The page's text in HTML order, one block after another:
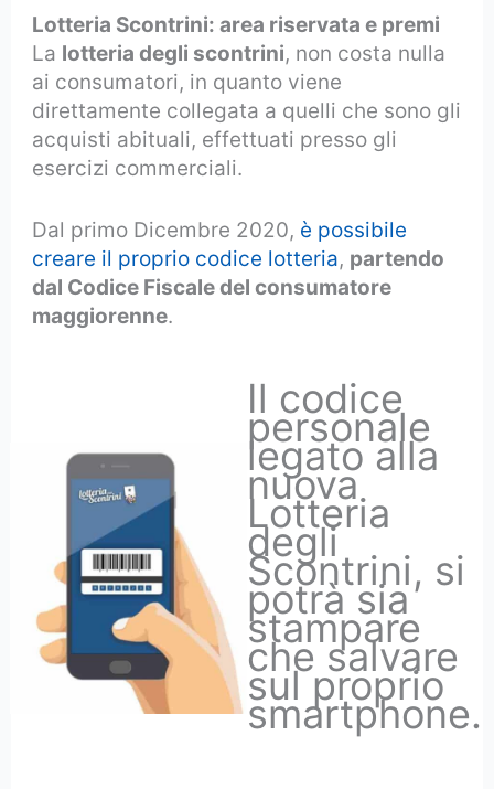
Lotteria Scontrini: area riservata e premi
La lotteria degli scontrini, non costa nulla
ai consumatori, in quanto viene
direttamente collegata a quelli che sono gli
acquisti abituali, effettuati presso gli
esercizi commerciali.
Dal primo Dicembre 2020, è possibile
creare il proprio codice lotteria, partendo
dal Codice Fiscale del consumatore
maggiorenne.
Il codice
personale
legato alla
nuova
Lotteria
degli
Scontrini, si
potrà sia
stampare
che salvare
sul proprio
smartphone.